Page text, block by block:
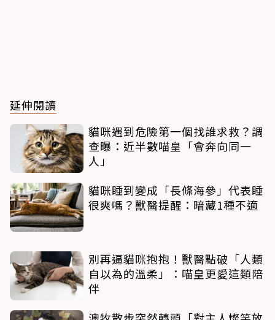
延伸閱讀
貓咪遇到危險第一個找誰求救？調
查曝：近半數喵皇「會奔向同一
人」
貓咪睡到變成「長條海參」代表睡
很爽嗎？獸醫提醒：暗藏1種不適
別再逼貓咪抱抱！獸醫點破「人類
自以為的溫柔」：喵皇更愛這類陪
伴